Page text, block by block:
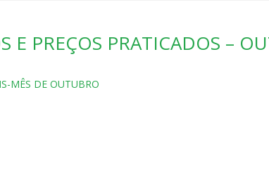
E PREÇOS PRATICADOS –
MÊS DE OUTUBRO